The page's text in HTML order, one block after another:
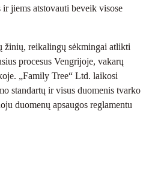
ir jiems atstovauti beveik visose
žinių, reikalingų sėkmingai atlikti
procesus Vengrijoje, vakarų
„Family Tree“ Ltd. laikosi
standartų ir visus duomenis tvarko
duomenų apsaugos reglamentu